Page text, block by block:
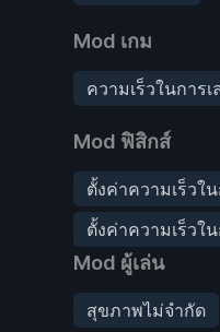
Mod เกม
ความเร็วในการเ
Mod ฟิสิกส์
ตั้งค่าความเร็วใ
ตั้งค่าความเร็วใ
Mod ผู้เล่น
สุขภาพไม่จำกัด